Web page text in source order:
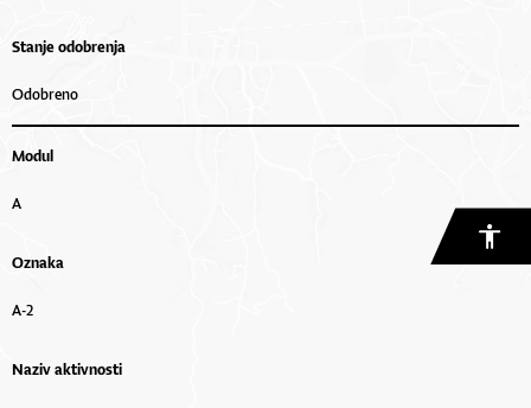
Stanje odobrenja
Odobreno
Modul
A
Oznaka
A-2
Naziv aktivnosti